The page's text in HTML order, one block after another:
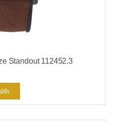
Standout 112452.3